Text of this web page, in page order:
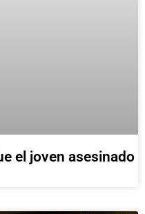
el joven asesinado